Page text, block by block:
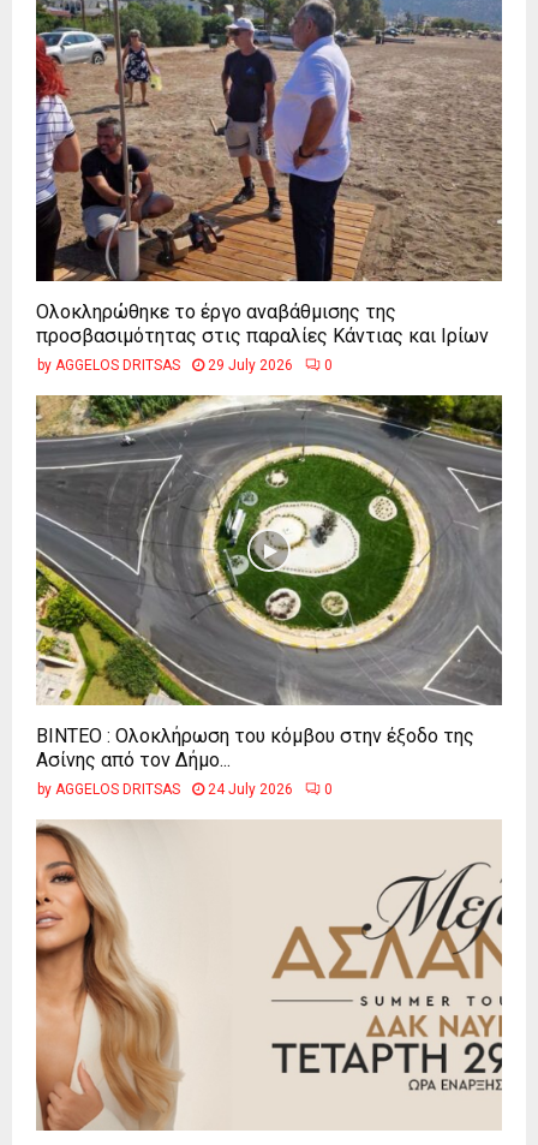
Ολοκληρώθηκε το έργο αναβάθμισης της
προσβασιμότητας στις παραλίες Κάντιας και Ιρίων
by AGGELOS DRITSAS 29 July 2026 0
ΒΙΝΤΕΟ : Ολοκλήρωση του κόμβου στην έξοδο της
Ασίνης από τον Δήμο...
by AGGELOS DRITSAS 24 July 2026 0